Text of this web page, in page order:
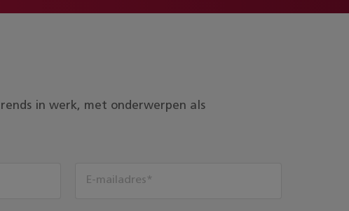
in werk, met onderwerpen als